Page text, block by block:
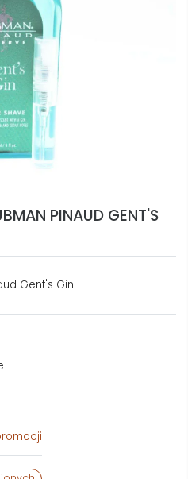
PINAUD GENT'S
Gent's Gin.